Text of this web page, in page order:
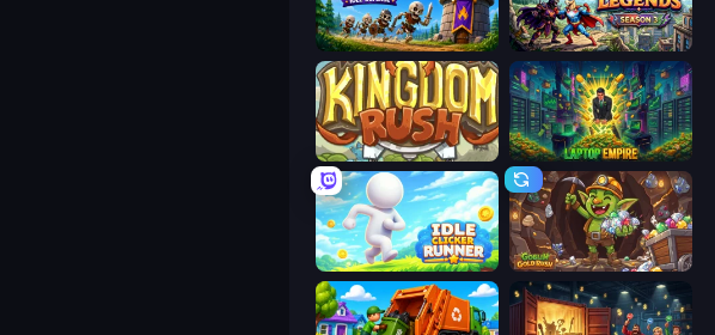
Mage Castle Idle Defense Llama Legends
Kingdom Rush Laptop Empire
Idle Clicker Runner Goblin Gold Rush